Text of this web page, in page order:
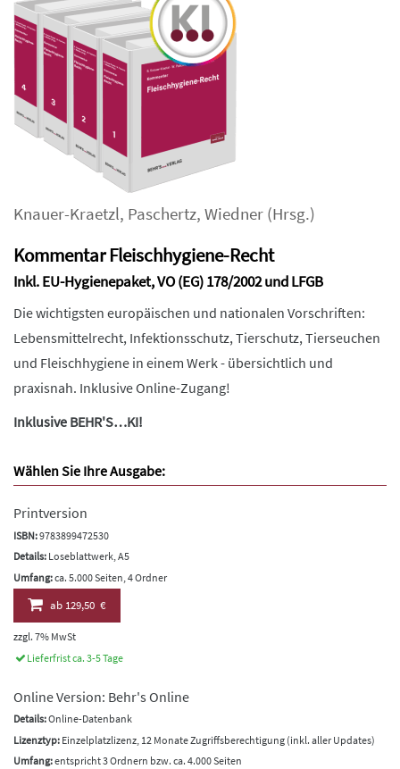
Knauer-Kraetzl, Paschertz, Wiedner (Hrsg.)
Kommentar Fleischhygiene-Recht
Inkl. EU-Hygienepaket, VO (EG) 178/2002 und LFGB
Die wichtigsten europäischen und nationalen Vorschriften:
Lebensmittelrecht, Infektionsschutz, Tierschutz, Tierseuchen
und Fleischhygiene in einem Werk - übersichtlich und
praxisnah. Inklusive Online-Zugang!
Inklusive BEHR'S…KI!
Wählen Sie Ihre Ausgabe:
Printversion
ISBN:9783899472530
Details: Loseblattwerk, A5
Umfang:ca. 5.000 Seiten, 4 Ordner
ab129,50 €
zzgl. 7% MwSt
Lieferfrist ca. 3-5 Tage
Online Version: Behr's Online
Details:Online-Datenbank
Lizenztyp: Einzelplatzlizenz, 12 Monate Zugriffsberechtigung (inkl. aller Updates)
Umfang:entspricht 3 Ordnern bzw. ca. 4.000 Seiten